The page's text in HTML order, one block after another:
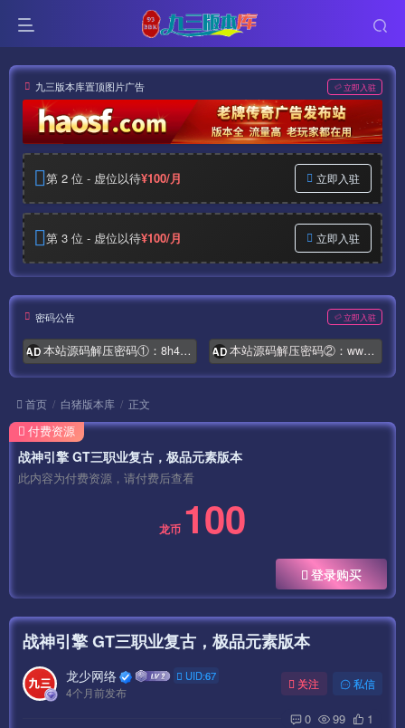
九三版本库置顶图片广告 立即入驻
第 2 位 - 虚位以待¥100/月 立即入驻
第 3 位 - 虚位以待¥100/月 立即入驻
密码公告 立即入驻
AD 本站源码解压密码①：8h4.com AD 本站源码解压密码②：www.syymw.com
首页 白猪版本库 正文
战神引擎 GT三职业复古，极品元素版本
此内容为付费资源，请付费后查看
龙币 100
登录购买
付费资源
战神引擎 GT三职业复古，极品元素版本
龙少网络 UID:67
4个月前发布
关注 私信
0 99 1